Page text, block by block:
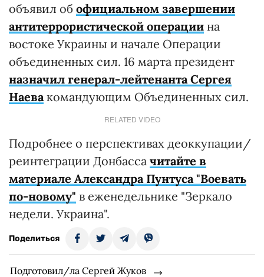
объявил об официальном завершении
антитеррористической операции на
востоке Украины и начале Операции
объединенных сил. 16 марта президент
назначил генерал-лейтенанта Сергея
Наева командующим Объединенных сил.
RELATED VIDEO
Подробнее о перспективах деоккупации/
реинтеграции Донбасса читайте в
материале Александра Пунтуса "Воевать
по-новому" в еженедельнике "Зеркало
недели. Украина".
Поделиться
Подготовил/ла Сергей Жуков